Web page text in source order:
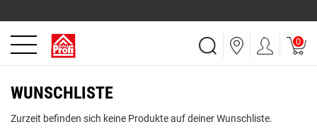
0
WUNSCHLISTE
Zurzeit befinden sich keine Produkte auf deiner Wunschliste.